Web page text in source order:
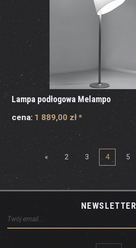
Lampa podłogowa Melampo
cena: 1 889,00 zł *
« 2 3 4 5
NEWSLETTER